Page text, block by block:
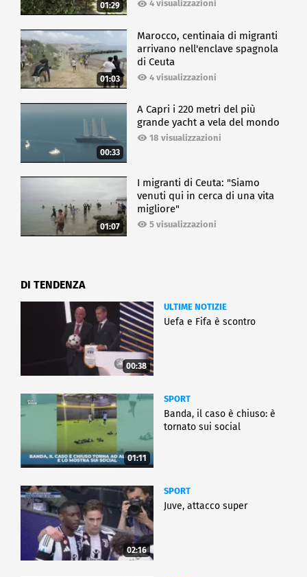
01:29 4 visualizzazioni
01:03
Marocco, centinaia di migranti
arrivano nell'enclave spagnola
di Ceuta
4 visualizzazioni
00:33
A Capri i 220 metri del più
grande yacht a vela del mondo
18 visualizzazioni
01:07
I migranti di Ceuta: "Siamo
venuti qui in cerca di una vita
migliore"
5 visualizzazioni
DI TENDENZA
00:38
ULTIME NOTIZIE
Uefa e Fifa è scontro
01:11
SPORT
Banda, il caso è chiuso: è
tornato sui social
02:16
SPORT
Juve, attacco super